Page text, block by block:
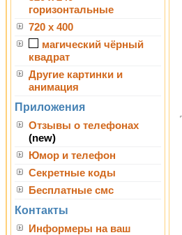
горизонтальные
720 x 400
магический чёрный
квадрат
Другие картинки и
анимация
Приложения
Отзывы о телефонах
(new)
Юмор и телефон
Секретные коды
Бесплатные смс
Контакты
Информеры на ваш